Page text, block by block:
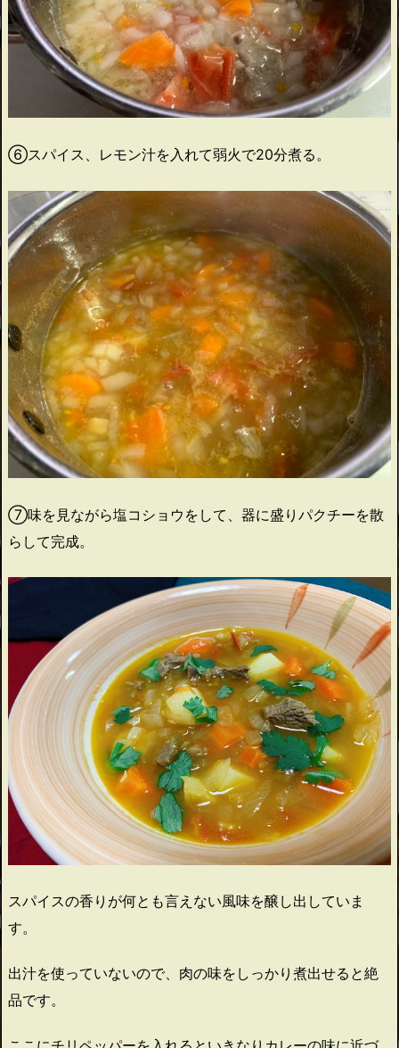
⑥スパイス、レモン汁を入れて弱火で20分煮る。
⑦味を見ながら塩コショウをして、器に盛りパクチーを散
らして完成。
スパイスの香りが何とも言えない風味を醸し出していま
す。
出汁を使っていないので、肉の味をしっかり煮出せると絶
品です。